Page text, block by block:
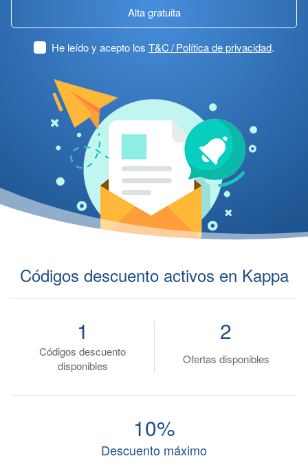
Alta gratuita
He leído y acepto los T&C / Política de privacidad.
Códigos descuento activos en Kappa
Códigos descuento
disponibles
1
Ofertas disponibles
2
Descuento máximo
10%